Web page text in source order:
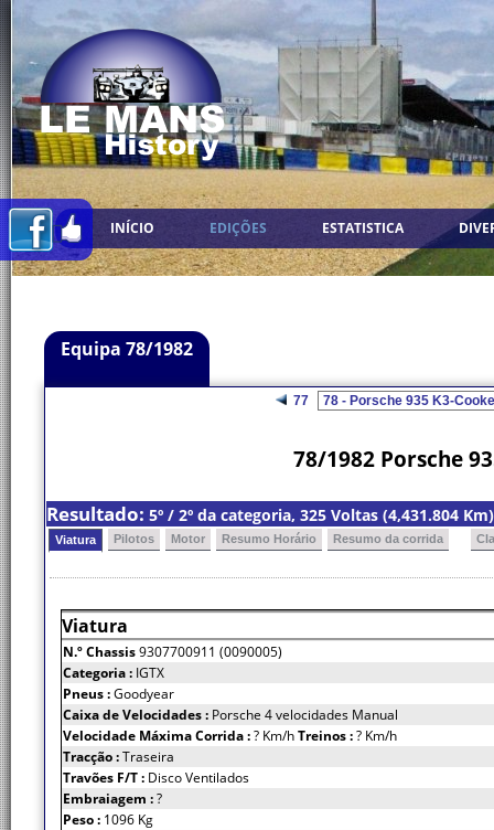
INÍCIO EDIÇÕES ESTATISTICA
Equipa 78/1982
77
78/1982 Porsche
Resultado: 5º / 2º da categoria, 325 Voltas (4,431.804
Viatura Pilotos Motor Resumo Horário Resumo da corrida
Viatura
N.º Chassis9307700911 (0090005)
Categoria : IGTX
Pneus :Goodyear
Caixa de Velocidades : Porsche 4 velocidades Manual
Velocidade Máxima Corrida :? Km/hTreinos :? Km/h
Tracção :Traseira
Travões F/T : Disco Ventilados
Embraiagem :?
Peso : 1096 Kg